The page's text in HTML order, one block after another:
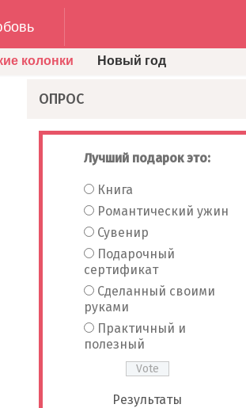
колонки Новый год
ОПРОС
Лучший подарок это:
Книга
Романтический ужин
Сувенир
Подарочный
сертификат
Сделанный своими
руками
Практичный и
полезный
Результаты